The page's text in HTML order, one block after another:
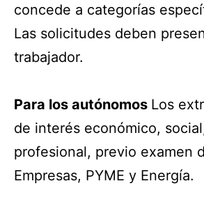
concede a categorías
Las solicitudes deben
trabajador.
Para los autónomos Los
de interés económico,
profesional, previo examen
Empresas, PYME y Energía.